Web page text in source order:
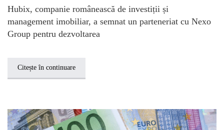
Hubix, companie românească de investiții și
management imobiliar, a semnat un parteneriat cu Nexo
Group pentru dezvoltarea
Citește în continuare